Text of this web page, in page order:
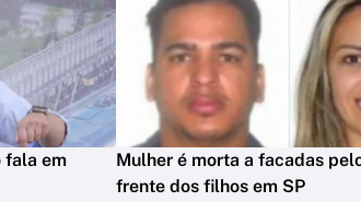
fala em
Mulher é morta a facadas
frente dos filhos em SP